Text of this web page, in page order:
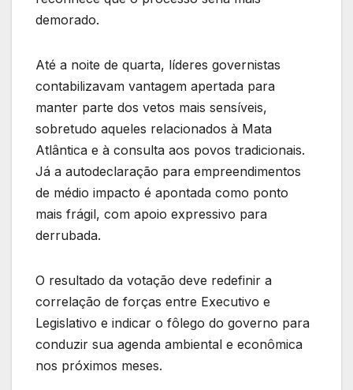
demorado.
Até a noite de quarta, líderes governistas
contabilizavam vantagem apertada para
manter parte dos vetos mais sensíveis,
sobretudo aqueles relacionados à Mata
Atlântica e à consulta aos povos tradicionais.
Já a autodeclaração para empreendimentos
de médio impacto é apontada como ponto
mais frágil, com apoio expressivo para
derrubada.
O resultado da votação deve redefinir a
correlação de forças entre Executivo e
Legislativo e indicar o fôlego do governo para
conduzir sua agenda ambiental e econômica
nos próximos meses.